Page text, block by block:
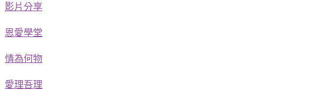
影片分享
恩愛學堂
情為何物
愛理吾理